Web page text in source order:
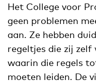
Het College voor
geen problemen
aan. Ze hebben
regeltjes die zij
waarin die regels
moeten leiden. De